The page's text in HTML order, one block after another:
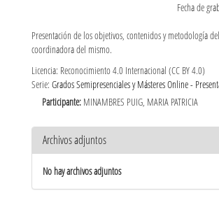
Fecha de
Presentación de los objetivos, contenidos y metodología
coordinadora del mismo.
Licencia: Reconocimiento 4.0 Internacional (CC BY 4.0)
Serie: Grados Semipresenciales y Másteres Online -
Participante: MINAMBRES PUIG, MARIA PATRICIA
Archivos adjuntos
No hay archivos adjuntos